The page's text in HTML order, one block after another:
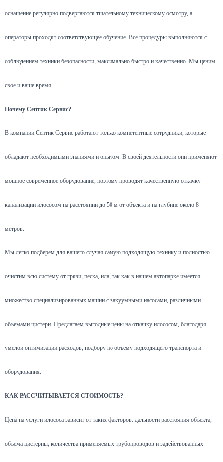
оснащение регулярно подвергаются тщательному техническому осмотру, а
операторы проходят соответствующее обучение. Все процедуры выполняются с
соблюдением техники безопасности, максимально быстро и качественно. Мы ценим
свое и ваше время.
Почему Септик Сервис?
В компании Септик Сервис работают только компетентные сотрудники, которые
обладают необходимыми знаниями и опытом. В своей деятельности они применяют
мощное современное оборудование, поэтому проводят качественную откачку
канализации илососом на расстоянии до 50 м от объекта и на глубине около 8
метров.
Мы легко подберем для вашего случая самую подходящую технику и полностью
очистим всю систему от грязи, песка, ила, так как в нашем автопарке имеется
множество специализированных машин с вакуумными насосами, различными
объемами цистерн. Предлагаем выгодные цены на откачку илососом, благодаря
умелой оптимизации расходов, подбору по объему подходящего транспорта и
оборудования.
КАК РАССЧИТЫВАЕТСЯ СТОИМОСТЬ?
Цена на услуги илососа зависит от таких факторов: дальности расстояния объекта,
объема цистерны, количества применяемых трубопроводов и задействованных